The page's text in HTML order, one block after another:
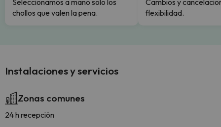
Seleccionamos a mano solo los
chollos que valen la pena.
Cambios y
flexibilidad.
Instalaciones y servicios
Zonas comunes
24 h recepción